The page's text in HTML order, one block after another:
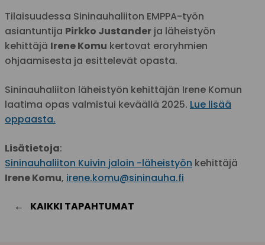
Tilaisuudessa Sininauhaliiton EMPPA-työn
asiantuntija Pirkko Justander ja läheistyön
kehittäjä Irene Komu kertovat eroryhmien
ohjaamisesta ja esittelevät opasta.
Sininauhaliiton läheistyön kehittäjän Irene Komun
laatima opas valmistui keväällä 2025. Lue lisää
oppaasta.
Lisätietoja:
Sininauhaliiton Kuivin jaloin -läheistyön kehittäjä
Irene Komu, irene.komu@sininauha.fi
KAIKKI TAPAHTUMAT